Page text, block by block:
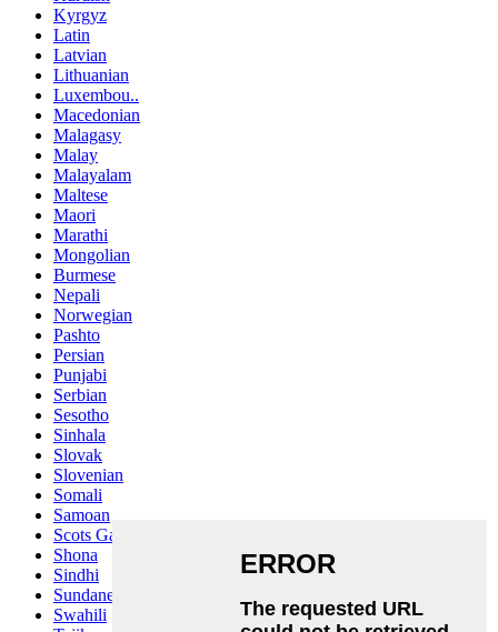
Kyrgyz
Latin
Latvian
Lithuanian
Luxembou..
Macedonian
Malagasy
Malay
Malayalam
Maltese
Maori
Marathi
Mongolian
Burmese
Nepali
Norwegian
Pashto
Persian
Punjabi
Serbian
Sesotho
Sinhala
Slovak
Slovenian
Somali
Samoan
Scots Gaelic
Shona
Sindhi
Sundanese
Swahili